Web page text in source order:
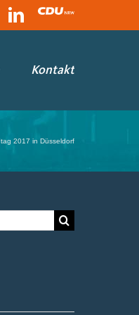
LinkedIn
CDU
Kontakt
2017 in Düsseldorf